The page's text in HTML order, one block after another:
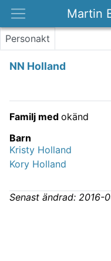
Martin
Platser
Personakt
NN Holland
Familj med okänd
Barn
Kristy Holland
Kory Holland
Senast ändrad: 2016-